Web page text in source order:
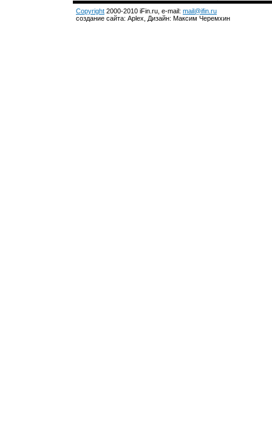
Copyright 2000-2010 iFin.ru, e-mail: mail@ifin.ru
создание сайта: Aplex, Дизайн: Максим Черемхин